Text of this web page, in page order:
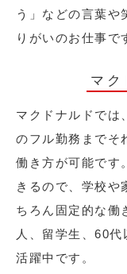
う」などの言葉や
りがいのお仕事で
マク
マクドナルドでは
のフル勤務までそ
働き方が可能です
きるので、学校や
ちろん固定的な働
人、留学生、60
活躍中です。